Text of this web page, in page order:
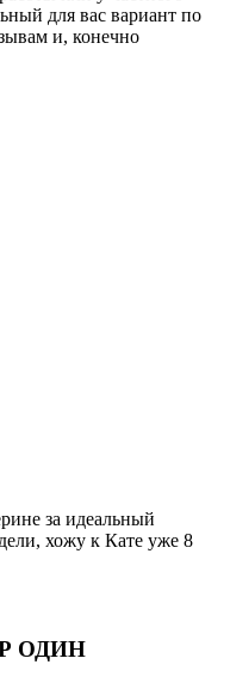
для вас вариант по
и, конечно
за идеальный
хожу к Кате уже 8
ОДИН